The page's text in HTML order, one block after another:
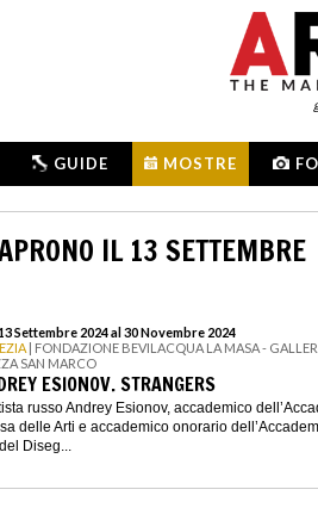
GUIDE MOSTRE
IL 13 SETTEMBRE
Settembre 2024 al 30 Novembre 2024
| FONDAZIONE BEVILACQUA LA MASA -
SAN MARCO
ESIONOV. STRANGERS
russo Andrey Esionov, accademico
delle Arti e accademico onorario
Diseg...